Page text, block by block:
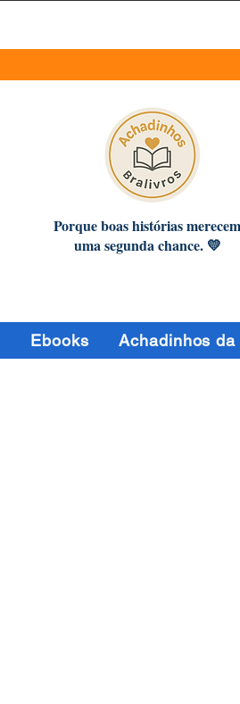
Porque boas histórias merecem
uma segunda chance. 💛
Ebooks Achadinhos